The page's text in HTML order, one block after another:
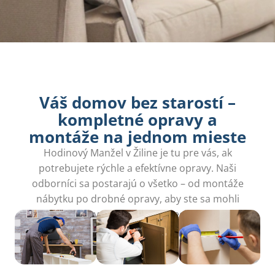
Váš domov bez starostí –
kompletné opravy a
montáže na jednom mieste​
Hodinový Manžel v Žiline je tu pre vás, ak
potrebujete rýchle a efektívne opravy. Naši
odborníci sa postarajú o všetko – od montáže
nábytku po drobné opravy, aby ste sa mohli
venovať dôležitejším veciam.